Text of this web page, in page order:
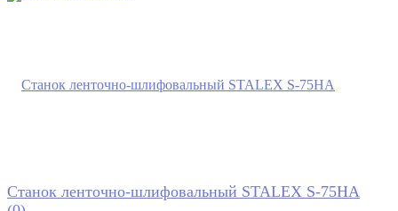
Станок ленточно-шлифовальный STALEX S-75HA